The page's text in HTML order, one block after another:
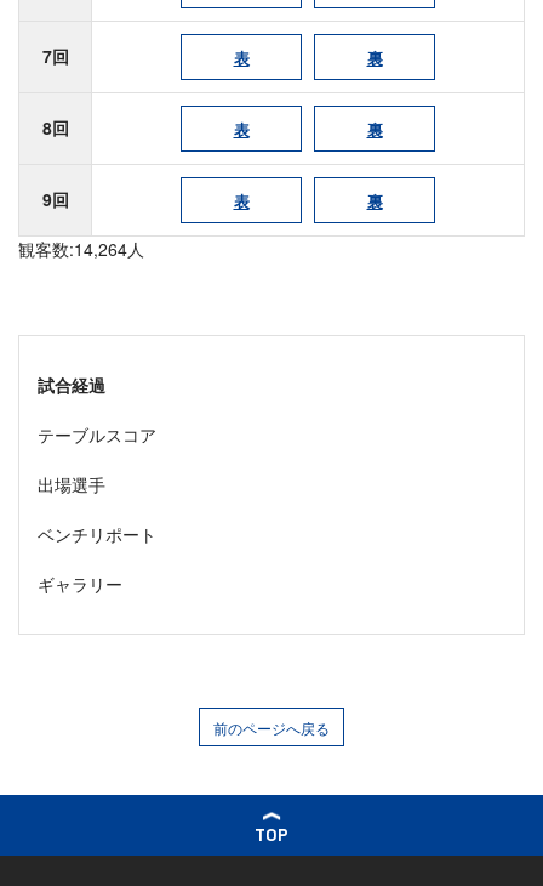
7回 表 裏
8回 表 裏
9回 表 裏
観客数:14,264人
試合経過
テーブルスコア
出場選手
ベンチリポート
ギャラリー
前のページへ戻る
TOP